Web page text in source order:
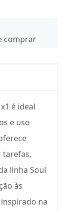
comprar
é ideal
e uso
tarefas,
linha Soul
às
na